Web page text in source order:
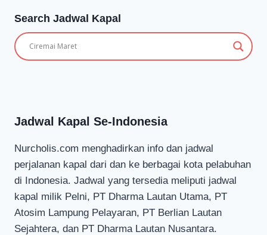
Search Jadwal Kapal
Jadwal Kapal Se-Indonesia
Nurcholis.com menghadirkan info dan jadwal
perjalanan kapal dari dan ke berbagai kota pelabuhan
di Indonesia. Jadwal yang tersedia meliputi jadwal
kapal milik Pelni, PT Dharma Lautan Utama, PT
Atosim Lampung Pelayaran, PT Berlian Lautan
Sejahtera, dan PT Dharma Lautan Nusantara.